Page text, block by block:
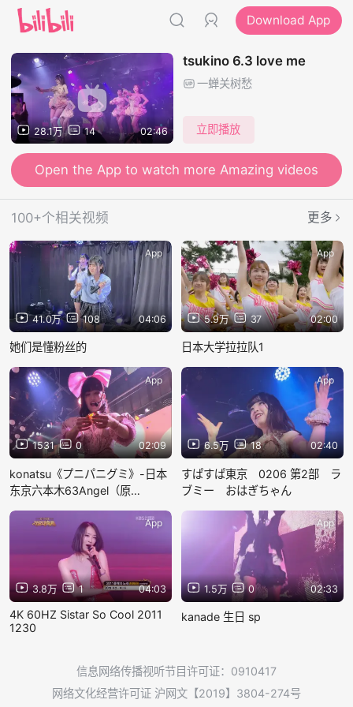
Download App
28.1万 14 02:46
tsukino 6.3 love me
一蝉关树愁
立即播放
Open the App to watch more Amazing videos
100+个相关视频 更多
41.0万 108 04:06
App
她们是懂粉丝的
5.9万 37 02:00
App
日本大学拉拉队1
1531 0 02:09
App
konatsu《プニパニグミ》-日本
东京六本木63Angel（原
6.5万 18 02:40
App
すぱすぱ東京 0206 第2部 ラ
ブミー おはぎちゃん
3.8万 1 04:03
App
4K 60HZ Sistar So Cool 2011
1230
1.5万 0 02:33
App
kanade 生日 sp
信息网络传播视听节目许可证：0910417
网络文化经营许可证 沪网文【2019】3804-274号